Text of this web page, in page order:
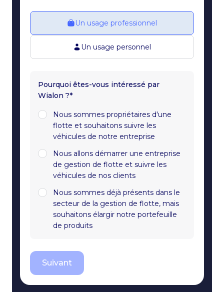
Un usage professionnel
Un usage personnel
Pourquoi êtes-vous intéressé par
Wialon ?*
Nous sommes propriétaires d'une
flotte et souhaitons suivre les
véhicules de notre entreprise
Nous allons démarrer une entreprise
de gestion de flotte et suivre les
véhicules de nos clients
Nous sommes déjà présents dans le
secteur de la gestion de flotte, mais
souhaitons élargir notre portefeuille
de produits
Suivant